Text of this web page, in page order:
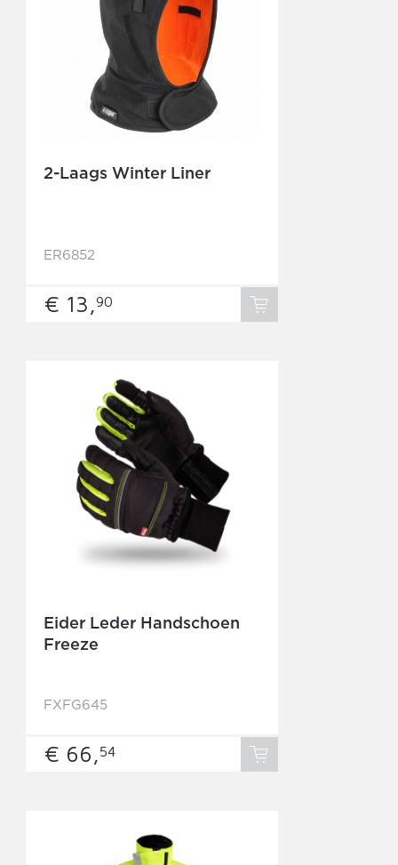
2-Laags Winter Liner
ER6852
€ 13,90
Eider Leder Handschoen
Freeze
FXFG645
€ 66, 54